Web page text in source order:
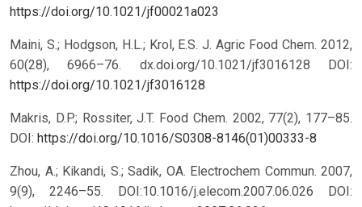
https://doi.org/10.1021/jf00021a023
Maini, S.; Hodgson, H.L.; Krol, E.S. J. Agric Food Chem. 2012,
60(28), 6966–76. dx.doi.org/10.1021/jf3016128 DOI:
https://doi.org/10.1021/jf3016128
Makris, D.P.; Rossiter, J.T. Food Chem. 2002, 77(2), 177–85.
DOI: https://doi.org/10.1016/S0308-8146(01)00333-8
Zhou, A.; Kikandi, S.; Sadik, OA. Electrochem Commun. 2007,
9(9), 2246–55. DOI:10.1016/j.elecom.2007.06.026 DOI: